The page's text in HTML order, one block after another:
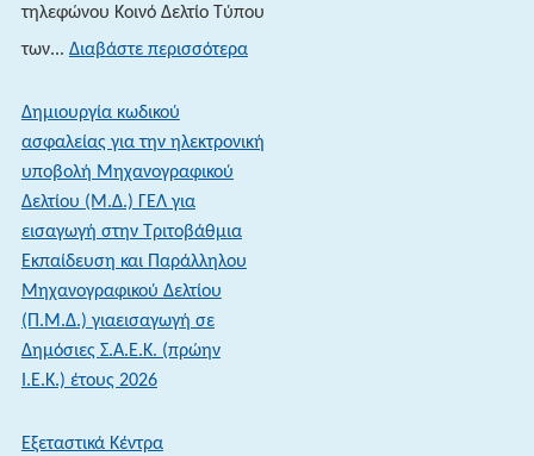
τηλεφώνου Κοινό Δελτίο Τύπου
των... Διαβάστε περισσότερα:
26 Πανελλαδικές
Δημιουργία κωδικού
ασφαλείας για την ηλεκτρονική
υποβολή Μηχανογραφικού
Δελτίου (Μ.Δ.) ΓΕΛ για
εισαγωγή στην Τριτοβάθμια
Εκπαίδευση και Παράλληλου
Μηχανογραφικού Δελτίου
(Π.Μ.Δ.) γιαεισαγωγή σε
Δημόσιες Σ.Α.Ε.Κ. (πρώην
Ι.Ε.Κ.) έτους 2026
Εξεταστικά Κέντρα